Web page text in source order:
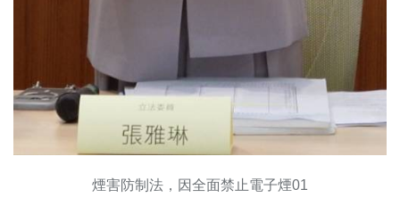
煙害防制法，因全面禁止電子煙01